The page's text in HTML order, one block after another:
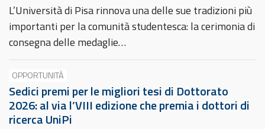
L’Università di Pisa rinnova una delle sue tradizioni più
importanti per la comunità studentesca: la cerimonia di
consegna delle medaglie…
OPPORTUNITÀ
Sedici premi per le migliori tesi di Dottorato
2026: al via l’VIII edizione che premia i dottori di
ricerca UniPi